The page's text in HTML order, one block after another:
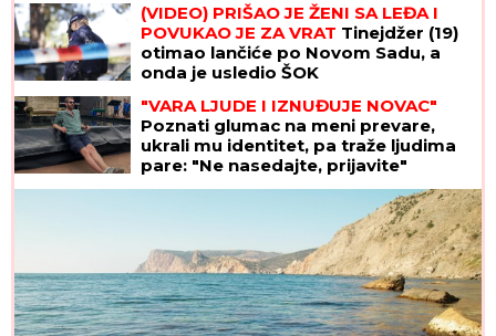
(VIDEO) PRIŠAO JE ŽENI SA LEĐA I
POVUKAO JE ZA VRAT Tinejdžer (19)
otimao lančiće po Novom Sadu, a
onda je usledio ŠOK
"VARA LJUDE I IZNUĐUJE NOVAC"
Poznati glumac na meni prevare,
ukrali mu identitet, pa traže ljudima
pare: "Ne nasedajte, prijavite"